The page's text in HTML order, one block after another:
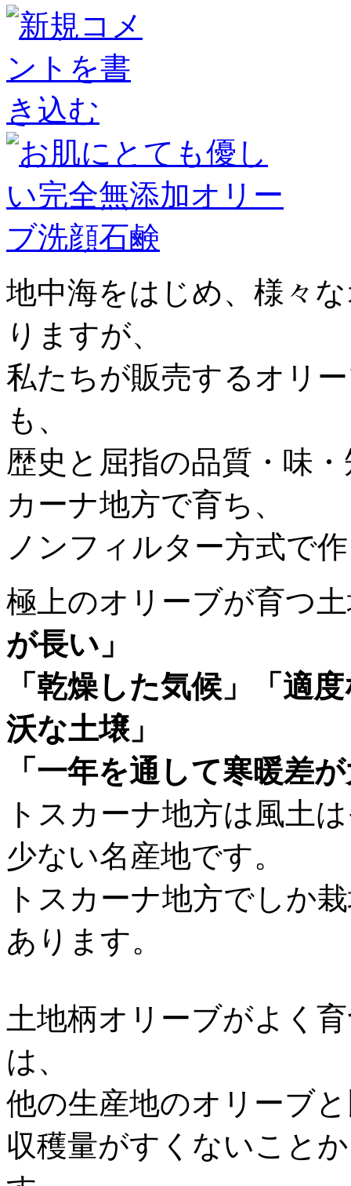
地中海をはじめ、様々
りますが、
私たちが販売するオリ
も、
歴史と屈指の品質・味
カーナ地方で育ち、
ノンフィルター方式で
極上のオリーブが育つ
が長い」
「乾燥した気候」「適
沃な土壌」
「一年を通して寒暖差
トスカーナ地方は風土
少ない名産地です。
トスカーナ地方でしか
あります。
土地柄オリーブがよく
は、
他の生産地のオリーブ
収穫量がすくないこと